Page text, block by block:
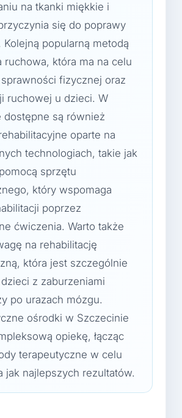
na tkanki miękkie i
się do poprawy
popularną metodą
ruchowa, która ma na celu
fizycznej oraz
ruchowej u dzieci. W
dostępne są również
oparte na
technologiach, takie jak
sprzętu
który wspomaga
poprzez
ćwiczenia. Warto także
na rehabilitację
która jest szczególnie
z zaburzeniami
po urazach mózgu.
ośrodki w Szczecinie
opiekę, łącząc
terapeutyczne w celu
jak najlepszych rezultatów.